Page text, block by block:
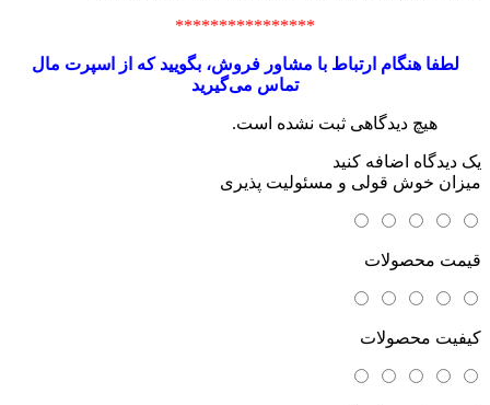
****************
لطفا هنگام ارتباط با مشاور فروش، بگویید که از اسپرت مال
تماس می‌گیرید
هیچ دیدگاهی ثبت نشده است.
یک دیدگاه اضافه کنید
میزان خوش قولی و مسئولیت پذیری
قیمت محصولات
کیفیت محصولات